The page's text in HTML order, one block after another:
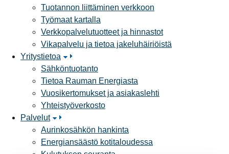
Tuotannon liittäminen verkkoon
Työmaat kartalla
Verkkopalvelutuotteet ja hinnastot
Vikapalvelu ja tietoa jakeluhäiriöistä
Yritystietoa
Sähköntuotanto
Tietoa Rauman Energiasta
Vuosikertomukset ja asiakaslehti
Yhteistyöverkosto
Palvelut
Aurinkosähkön hankinta
Energiansäästö kotitaloudessa